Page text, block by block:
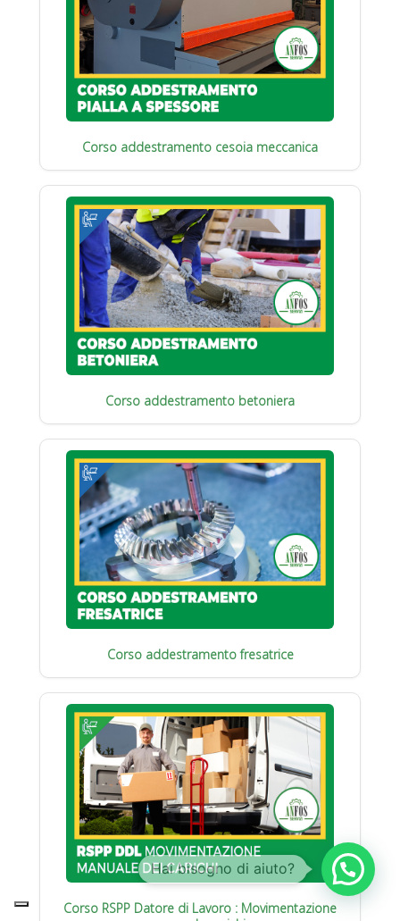
Corso addestramento cesoia meccanica
Corso addestramento betoniera
Corso addestramento fresatrice
Corso RSPP Datore di Lavoro : Movimentazione